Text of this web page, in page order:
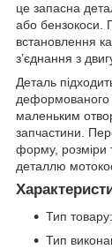
це запасна
або бензокоси.
встановлення
з’єднання з
Деталь
деформованого
маленьким
запчастини.
форму, розміри
деталлю
Тип
Тип